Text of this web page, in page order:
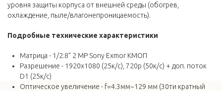
уровня защиты корпуса от внешней среды (обогрев,
охлаждение, пыле/влагонепроницаемость).
Подробные технические характеристики
Матрица - 1/2.8” 2 MP Sony Exmor КМОП
Разрешение - 1920х1080 (25к/с), 720p (50к/с) + доп. поток
D1 (25к/с)
Оптическое увеличение - f=4.3мм~129 мм (30ти кратный